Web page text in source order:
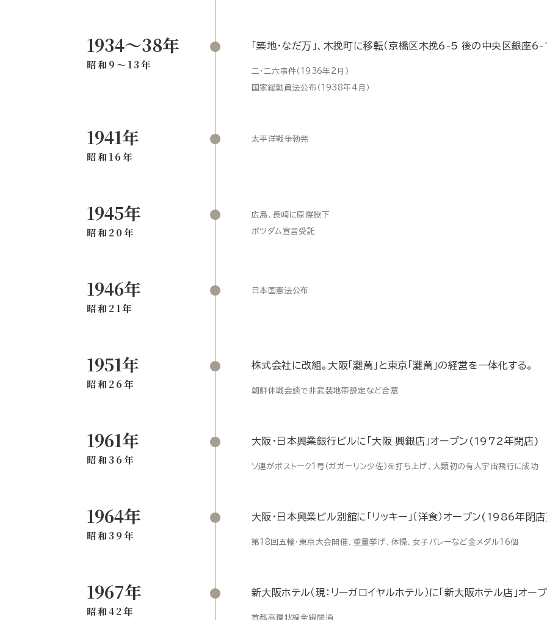
1934〜38年
昭和9〜13年
「築地・なだ万」、木挽町に移転（京橋区木挽6-5 後の中央区銀座6-
二・二六事件（1936年2月）
国家総動員法公布（1938年4月）
1941年
昭和16年
太平洋戦争勃発
1945年
昭和20年
広島、長崎に原爆投下
ポツダム宣言受託
1946年
昭和21年
日本国憲法公布
1951年
昭和26年
株式会社に改組。大阪「灘萬」と東京「灘萬」の経営を一体化する。
朝鮮休戦会談で非武装地帯設定など合意
1961年
昭和36年
大阪・日本興業銀行ビルに「大阪 興銀店」オープン(1972年閉店)
ソ連がボストーク1号（ガガーリン少佐）を打ち上げ、人類初の有人宇宙飛行に成功
1964年
昭和39年
大阪・日本興業ビル別館に「リッキー」（洋食）オープン(1986年閉
第18回五輪・東京大会開催、重量挙げ、体操、女子バレーなど金メダル16個
1967年
昭和42年
新大阪ホテル（現：リーガロイヤルホテル）に「新大阪ホテル店」オー
首都高環状線全線開通